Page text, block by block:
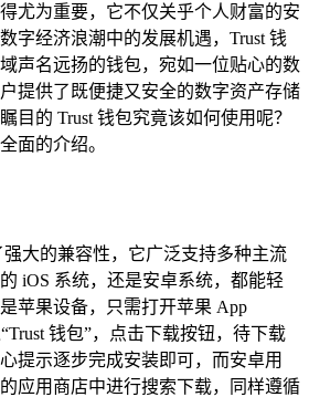
尤为重要，它不仅关乎个人财富的安
字经济浪潮中的发展机遇，Trust 钱
声名远扬的钱包，宛如一位贴心的数
提供了既便捷又安全的数字资产存储
目的 Trust 钱包究竟该如何使用呢？
面的介绍。
强大的兼容性，它广泛支持多种主流
iOS 系统，还是安卓系统，都能轻
苹果设备，只需打开苹果 App
钱包”，点击下载按钮，待下载
提示逐步完成安装即可，而安卓用
应用商店中进行搜索下载，同样遵循